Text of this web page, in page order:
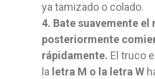
ya tamizado o colado.
4. Bate suavemente el
posteriormente
rápidamente. El truco
la letra M o la letra W